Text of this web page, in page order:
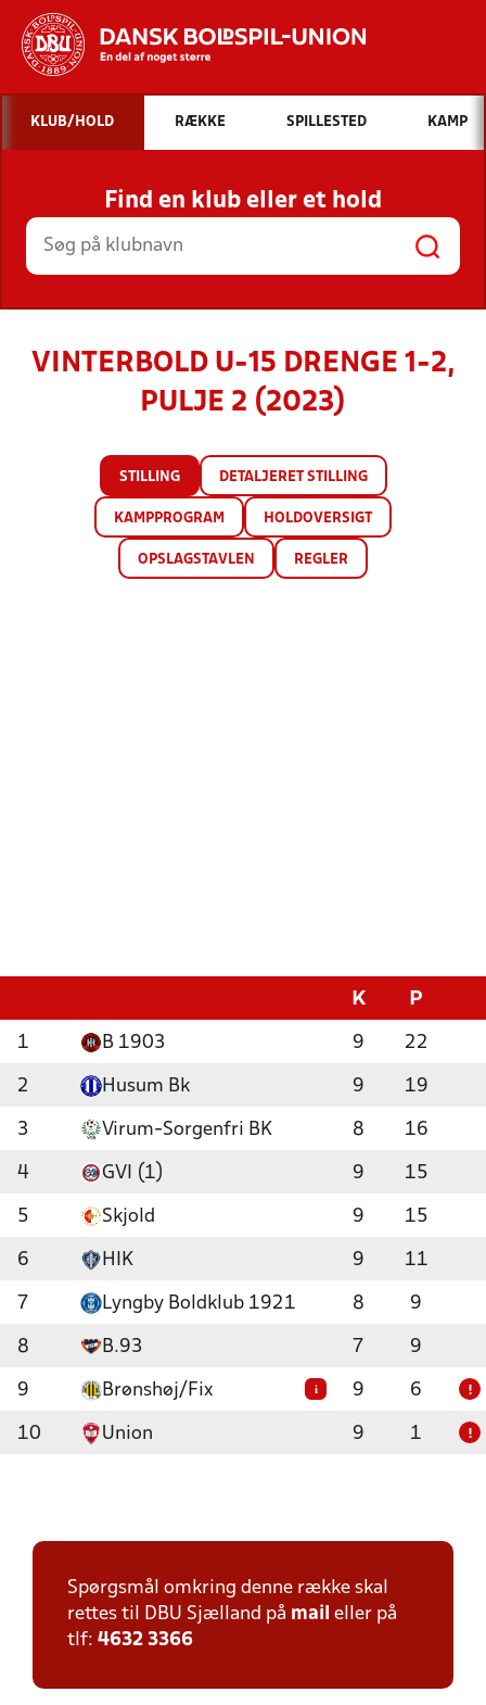
Hvad vil du søge efter?
INDHOLD OG NYHEDER
STILLINGER, RESULTATER, KLUBBER OG
HOLD
KLUB/HOLD RÆKKE SPILLESTED KAMP
Find en klub eller et hold
VINTERBOLD U-15 DRENGE 1-2,
PULJE 2 (2023)
STILLING DETALJERET STILLING
KAMPPROGRAM HOLDOVERSIGT
OPSLAGSTAVLEN REGLER
K P
1 B 1903 9 22
2 Husum Bk 9 19
3 Virum-Sorgenfri BK 8 16
4 GVI (1) 9 15
5 Skjold 9 15
6 HIK 9 11
7 Lyngby Boldklub 1921 8 9
8 B.93 7 9
9 Brønshøj/Fix i 9 6 !
10 Union 9 1 !
Spørgsmål omkring denne række skal
rettes til DBU Sjælland på mail eller på
tlf: 4632 3366